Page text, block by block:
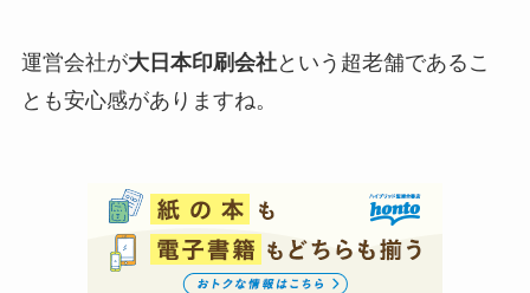
運営会社が大日本印刷会社という超老舗であるこ
とも安心感がありますね。